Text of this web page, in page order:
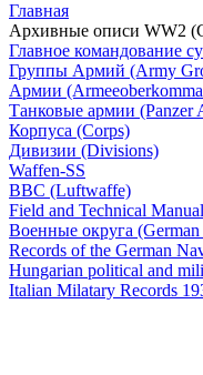
Главная
Архивные описи WW2
Главное командование
Группы Армий (Army
Армии
Танковые армии (Panzer
Корпуса (Corps)
Дивизии (Divisions)
Waffen-SS
ВВС (Luftwaffe)
Field and Technical
Военные округа
Records of the German
Hungarian political and
Italian Milatary Records